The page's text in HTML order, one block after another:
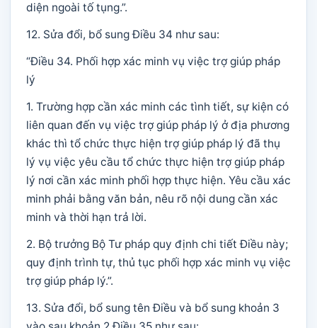
diện ngoài tố tụng.”.
12. Sửa đổi, bổ sung Điều 34 như sau:
“Điều 34. Phối hợp xác minh vụ việc trợ giúp pháp
lý
1. Trường hợp cần xác minh các tình tiết, sự kiện có
liên quan đến vụ việc trợ giúp pháp lý ở địa phương
khác thì tổ chức thực hiện trợ giúp pháp lý đã thụ
lý vụ việc yêu cầu tổ chức thực hiện trợ giúp pháp
lý nơi cần xác minh phối hợp thực hiện. Yêu cầu xác
minh phải bằng văn bản, nêu rõ nội dung cần xác
minh và thời hạn trả lời.
2. Bộ trưởng Bộ Tư pháp quy định chi tiết Điều này;
quy định trình tự, thủ tục phối hợp xác minh vụ việc
trợ giúp pháp lý.”.
13. Sửa đổi, bổ sung tên Điều và bổ sung khoản 3